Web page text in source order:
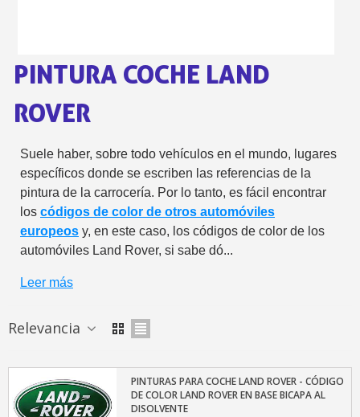
Suscríbete al
Obtenga su presupuesto
Comparte tus
Gana puntos de
Devuelve los
PINTURA COCHE LAND
ROVER
Suele haber, sobre todo vehículos en el mundo, lugares
específicos donde se escriben las referencias de la
pintura de la carrocería. Por lo tanto, es fácil encontrar
los códigos de color de otros automóviles
europeos y, en este caso, los códigos de color de los
automóviles Land Rover, si sabe dó...
Leer más
Relevancia
PINTURAS PARA COCHE LAND ROVER - CÓDIGO
DE COLOR LAND ROVER EN BASE BICAPA AL
DISOLVENTE